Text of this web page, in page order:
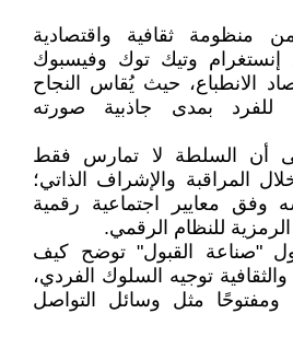
منظومة ثقافية واقتصادية
وتيك توك وفيسبوك
الانطباع، حيث يُقاس النجاح
للفرد بمدى جاذبية صورته
أن السلطة لا تمارس فقط
المراقبة والإشراف الذاتي؛
وفق معايير اجتماعية رقمية
للنظام الرقمي.
"صناعة القبول" توضح كيف
توجيه السلوك الفردي،
مثل وسائل التواصل